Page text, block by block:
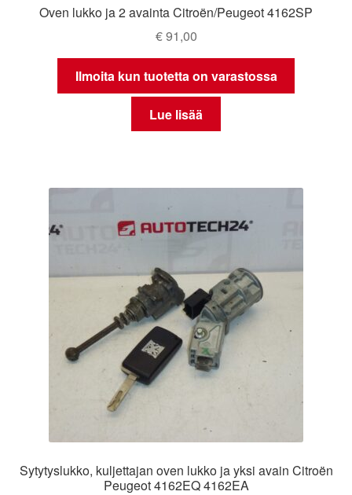
Oven lukko ja 2 avainta Citroën/Peugeot 4162SP
€91,00
Ilmoita kun tuotetta on varastossa
Lue lisää
Sytytyslukko, kuljettajan oven lukko ja yksi avain Citroën
Peugeot 4162EQ 4162EA